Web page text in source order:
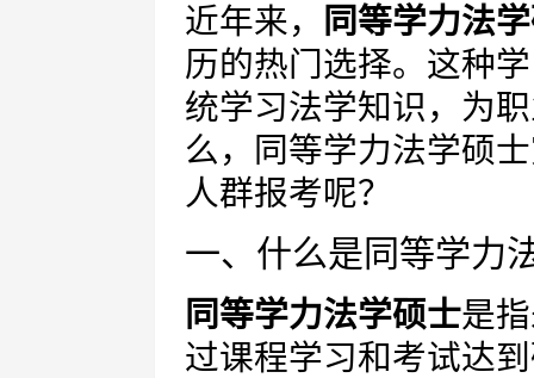
近年来，
同等学力法
历的热门选择。这种
统学习法学知识，为
么，同等学力法学硕
人群报考呢？
一、什么是同等学力
同等学力法学硕士是
过课程学习和考试达